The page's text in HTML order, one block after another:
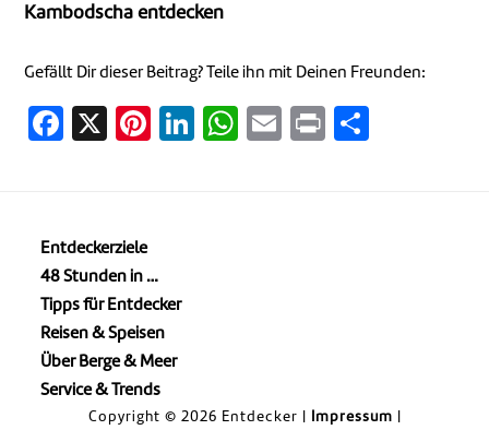
Kambodscha entdecken
Gefällt Dir dieser Beitrag? Teile ihn mit Deinen Freunden:
Facebook
X Pinterest
LinkedIn
WhatsApp
EmailPrint
Entdeckerziele
48 Stunden in …
Tipps für Entdecker
Reisen & Speisen
Über Berge & Meer
Service & Trends
Copyright © 2026 Entdecker | Impressum